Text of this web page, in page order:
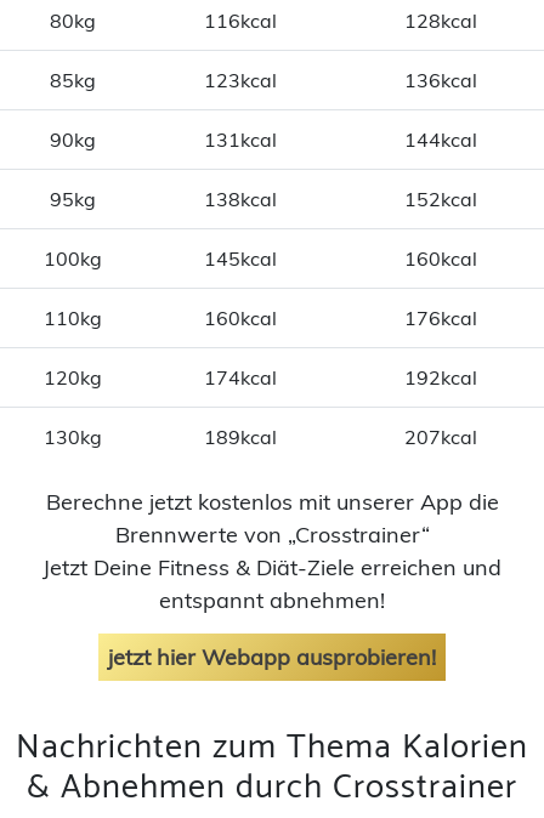
80kg 116kcal 128kcal
85kg 123kcal 136kcal
90kg 131kcal 144kcal
95kg 138kcal 152kcal
100kg 145kcal 160kcal
110kg 160kcal 176kcal
120kg 174kcal 192kcal
130kg 189kcal 207kcal
Berechne jetzt kostenlos mit unserer App die
Brennwerte von „Crosstrainer“
Jetzt Deine Fitness & Diät-Ziele erreichen und
entspannt abnehmen!
jetzt hier Webapp ausprobieren!
Nachrichten zum Thema Kalorien
& Abnehmen durch Crosstrainer